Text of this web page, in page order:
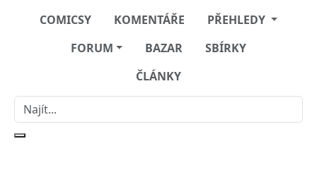
COMICSY KOMENTÁŘE
PŘEHLEDY
FORUM
BAZAR
SBÍRKY
ČLÁNKY